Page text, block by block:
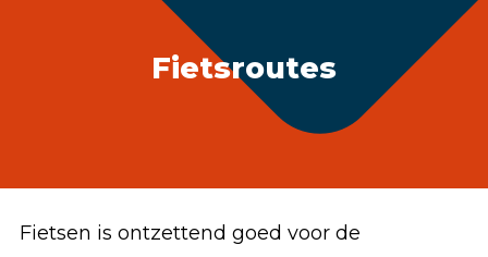
Fietsroutes
Fietsen is ontzettend goed voor de